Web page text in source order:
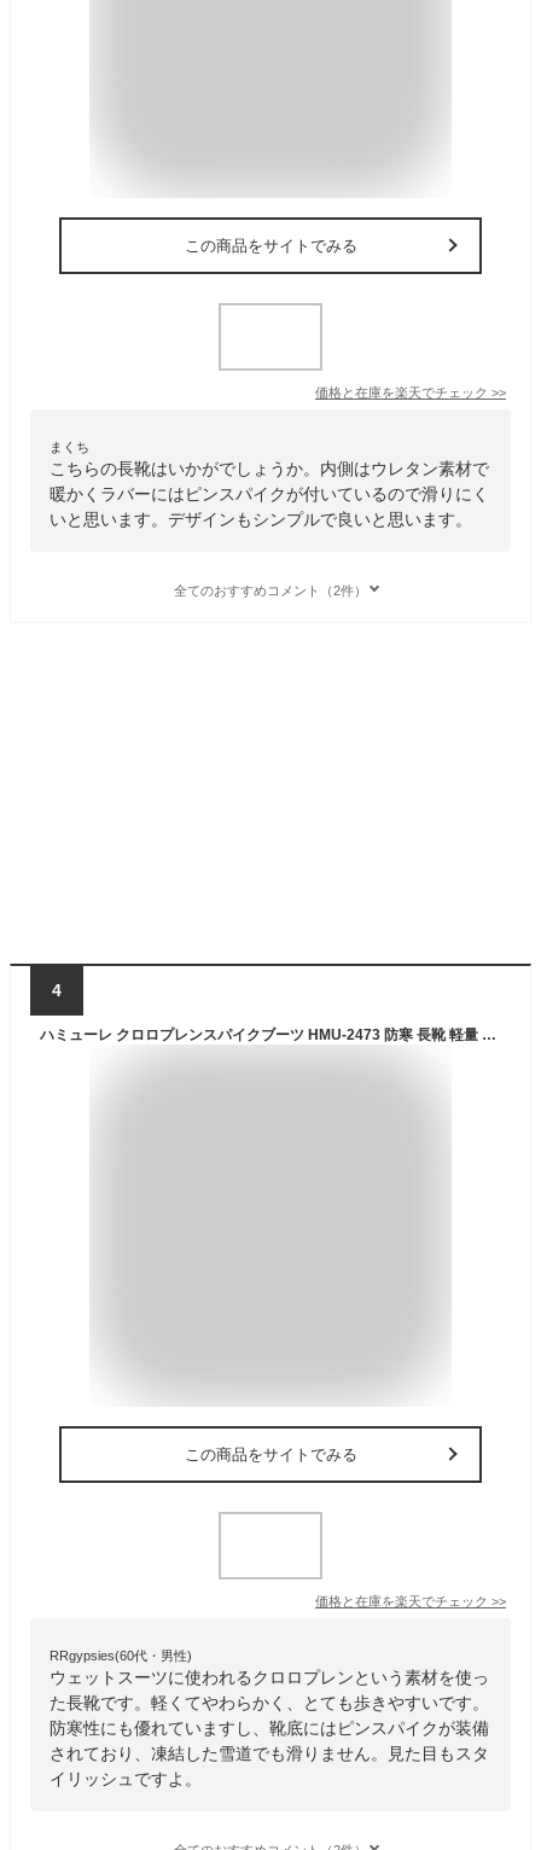
この商品をサイトでみる
価格と在庫を楽天でチェック >>
まくち
こちらの長靴はいかがでしょうか。内側はウレタン素材で
暖かくラバーにはピンスパイクが付いているので滑りにく
いと思います。デザインもシンプルで良いと思います。
全てのおすすめコメント（2件）
4
ハミューレ クロロプレンスパイクブーツ HMU-2473 防寒 長靴 軽量 防水 ピンスパイク 冬用 ウインターブーツ スノーブーツ 滑りにくい メンズ 北海道 Prono プロノ HAMURE
この商品をサイトでみる
価格と在庫を楽天でチェック >>
RRgypsies(60代・男性)
ウェットスーツに使われるクロロプレンという素材を使っ
た長靴です。軽くてやわらかく、とても歩きやすいです。
防寒性にも優れていますし、靴底にはピンスパイクが装備
されており、凍結した雪道でも滑りません。見た目もスタ
イリッシュですよ。